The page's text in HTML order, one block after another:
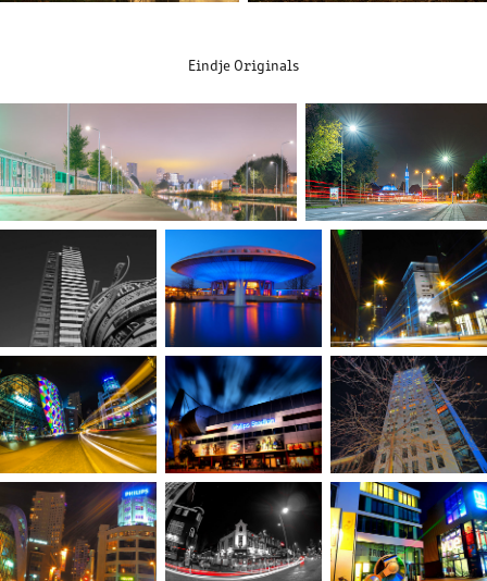
Eindje Originals